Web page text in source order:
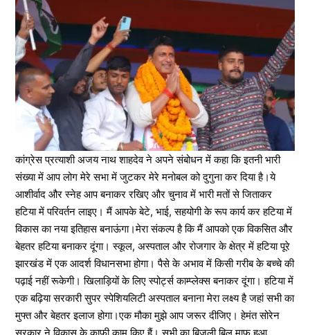
कांग्रेस प्रत्याशी अजय नाथ शाहदेव ने अपने संबोधन में कहा कि इतनी भारी
संख्या में आप लोग मेरे सभा में जुटकर मेरे मनोबल को दुगुना कर दिया है।ये
आशीर्वाद और स्नेह आप बनाकर रखिए और चुनाव में भारी मतों से जिताकर
हटिया में परिवर्तन लाइए। मैं आपके बेटे, भाई, सहयोगी के रूप कार्य कर हटिया में
विकास का नया इतिहास बनाऊंगा।मेरा संकल्प है कि मैं आपको एक विकसित और
बेहतर हटिया बनाकर दूंगा। स्कूल, अस्पताल और रोजगार के क्षेत्र में हटिया पूरे
झारखंड में एक आदर्श विधानसभा होगा। पैसे के अभाव में किसी गरीब के बच्चे की
पढ़ाई नहीं रूकेगी। खिलाड़ियों के लिए स्पोर्ट्स काम्प्लेक्स बनाकर दूंगा। हटिया में
एक बढ़िया सरकारी सुपर स्पेशियलिटी अस्पताल बनाना मेरा लक्ष्य है जहां सभी का
मुफ्त और बेहतर इलाज होगा।एक मौका मुझे आप जरूर दीजिए। हेमंत सोरेन